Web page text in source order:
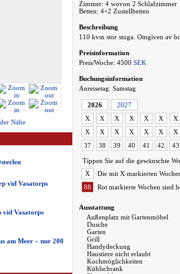
Nähe
vid Vasatorps
Vasatorps
am Meer – nur 200
Zimmer: 4 wovon 2 Schlafzimmer
Betten: 4+2 Zustellbetten
Beschreibung
110 kvm stor stuga. Omgiven av
Preisinformation
Preis/Woche: 4500 SEK
Buchungsinformation
Anreisetag: Samstag
2026
2027
X
X X X X X X
X
X X X X X X
37
38 39 40 41 42 43
Tippen Sie auf die gewünschte
X
Die mit X markierten
88
Rot markierte Wochen sind
Ausstattung
Außenplatz mit Gartenmöbel
Dusche
Garten
Grill
Handydeckung
Haustiere nicht erlaubt
Kochmöglichkeiten
Kühlschrank